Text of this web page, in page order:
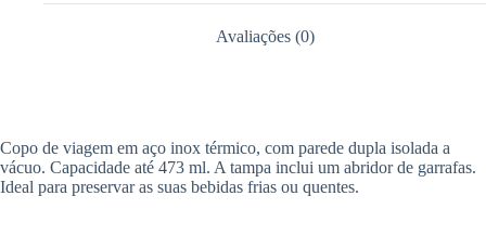
Avaliações (0)
Copo de viagem em aço inox térmico, com parede dupla isolada a
vácuo. Capacidade até 473 ml. A tampa inclui um abridor de garrafas.
Ideal para preservar as suas bebidas frias ou quentes.